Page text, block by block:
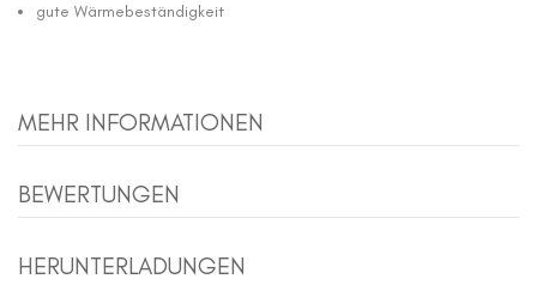
gute Wärmebeständigkeit
MEHR INFORMATIONEN
BEWERTUNGEN
HERUNTERLADUNGEN